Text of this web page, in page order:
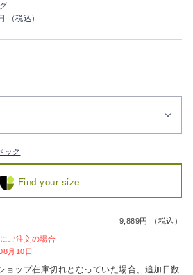
（税込）
ック
Find your size
9,889円 （税込）
ご注文の場合
月10日
ップ在庫切れとなっていた場合、追加日数